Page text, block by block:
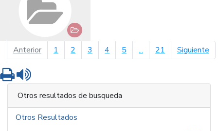
Anteriorpágina anterior
1 2 3 4 5 ... 21 Siguiente
Imprimir
Otros resultados de busqueda
Otros Resultados